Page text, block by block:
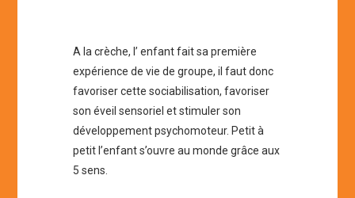
A la crèche, l’ enfant fait sa première
expérience de vie de groupe, il faut donc
favoriser cette sociabilisation, favoriser
son éveil sensoriel et stimuler son
développement psychomoteur. Petit à
petit l’enfant s’ouvre au monde grâce aux
5 sens.